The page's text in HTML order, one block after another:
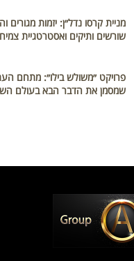
מניית קרסו נדל״ן: יזמות
שורשים ותיקים ואסטרטגיית
פרויקט ״משולש בילו״: מתחם
שמסמן את הדבר הבא בעולם